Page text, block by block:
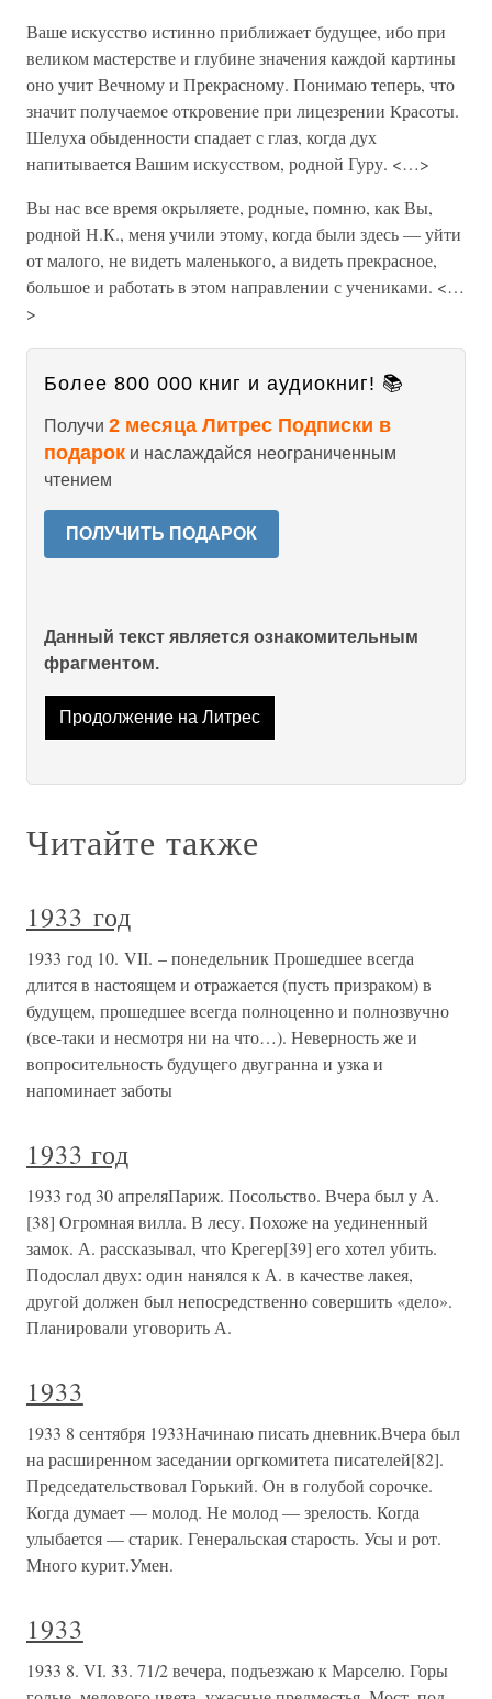
Ваше искусство истинно приближает будущее, ибо при
великом мастерстве и глубине значения каждой картины
оно учит Вечному и Прекрасному. Понимаю теперь, что
значит получаемое откровение при лицезрении Красоты.
Шелуха обыденности спадает с глаз, когда дух
напитывается Вашим искусством, родной Гуру. <…>
Вы нас все время окрыляете, родные, помню, как Вы,
родной Н.К., меня учили этому, когда были здесь — уйти
от малого, не видеть маленького, а видеть прекрасное,
большое и работать в этом направлении с учениками. <…
>
Более 800 000 книг и аудиокниг! 📚
Получи 2 месяца Литрес Подписки в
подарок и наслаждайся неограниченным
чтением
ПОЛУЧИТЬ ПОДАРОК
Данный текст является ознакомительным
фрагментом.
Продолжение на Литрес
Читайте также
1933 год
1933 год 10. VII. – понедельник Прошедшее всегда
длится в настоящем и отражается (пусть призраком) в
будущем, прошедшее всегда полноценно и полнозвучно
(все-таки и несмотря ни на что…). Неверность же и
вопросительность будущего двугранна и узка и
напоминает заботы
1933 год
1933 год 30 апреляПариж. Посольство. Вчера был у А.
[38] Огромная вилла. В лесу. Похоже на уединенный
замок. А. рассказывал, что Крегер[39] его хотел убить.
Подослал двух: один нанялся к А. в качестве лакея,
другой должен был непосредственно совершить «дело».
Планировали уговорить А.
1933
1933 8 сентября 1933Начинаю писать дневник.Вчера был
на расширенном заседании оргкомитета писателей[82].
Председательствовал Горький. Он в голубой сорочке.
Когда думает — молод. Не молод — зрелость. Когда
улыбается — старик. Генеральская старость. Усы и рот.
Много курит.Умен.
1933
1933 8. VI. 33. 71/2 вечера, подъезжаю к Марселю. Горы